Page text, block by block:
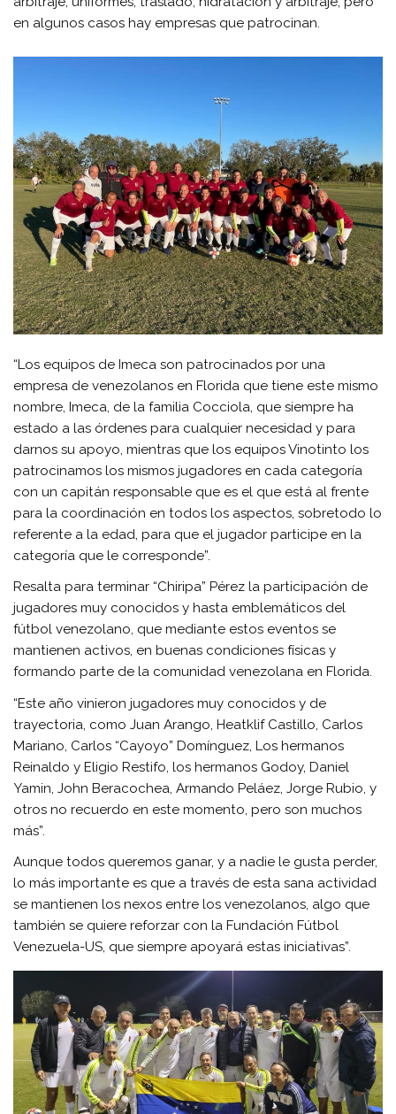
en algunos casos hay empresas que patrocinan.
“Los equipos de Imeca son patrocinados por una
empresa de venezolanos en Florida que tiene este mismo
nombre, Imeca, de la familia Cocciola, que siempre ha
estado a las órdenes para cualquier necesidad y para
darnos su apoyo, mientras que los equipos Vinotinto los
patrocinamos los mismos jugadores en cada categoría
con un capitán responsable que es el que está al frente
para la coordinación en todos los aspectos, sobretodo lo
referente a la edad, para que el jugador participe en la
categoría que le corresponde”.
Resalta para terminar “Chiripa” Pérez la participación de
jugadores muy conocidos y hasta emblemáticos del
fútbol venezolano, que mediante estos eventos se
mantienen activos, en buenas condiciones físicas y
formando parte de la comunidad venezolana en Florida.
“Este año vinieron jugadores muy conocidos y de
trayectoria, como Juan Arango, Heatklif Castillo, Carlos
Mariano, Carlos “Cayoyo” Domínguez, Los hermanos
Reinaldo y Eligio Restifo, los hermanos Godoy, Daniel
Yamin, John Beracochea, Armando Peláez, Jorge Rubio, y
otros no recuerdo en este momento, pero son muchos
más”.
Aunque todos queremos ganar, y a nadie le gusta perder,
lo más importante es que a través de esta sana actividad
se mantienen los nexos entre los venezolanos, algo que
también se quiere reforzar con la Fundación Fútbol
Venezuela-US, que siempre apoyará estas iniciativas”.